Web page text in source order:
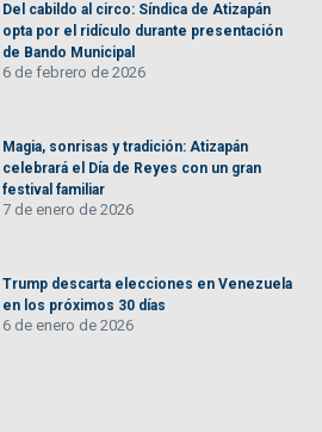
Del cabildo al circo: Síndica de Atizapán
opta por el ridículo durante presentación
de Bando Municipal
6 de febrero de 2026
Magia, sonrisas y tradición: Atizapán
celebrará el Día de Reyes con un gran
festival familiar
7 de enero de 2026
Trump descarta elecciones en Venezuela
en los próximos 30 días
6 de enero de 2026